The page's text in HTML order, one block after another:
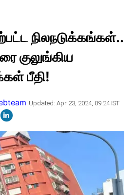
நிலநடுக்கங்கள்..
குலுங்கிய
பீதி!
Updated: Apr 23, 2024, 09:24 IST